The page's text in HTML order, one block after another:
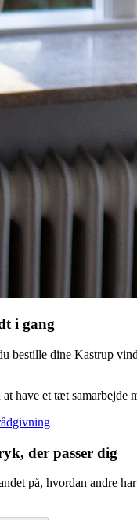
i gang
bestille dine Kastrup
have et tæt samarbejde
der passer dig
på, hvordan andre